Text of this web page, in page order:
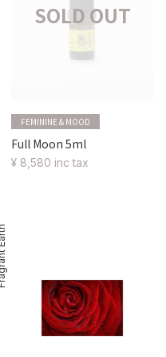
SOLD OUT
FEMININE & MOOD
Full Moon 5ml
¥ 8,580 inc tax
Earth